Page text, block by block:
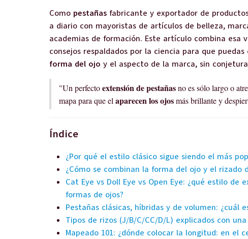
Como pestañas fabricante y exportador de
a diario con mayoristas de artículos de belleza,
academias de formación. Este artículo combina esa
consejos respaldados por la ciencia para que
forma del ojo y el aspecto de la marca, sin
"Un perfectoextensión de pestañasno es sólo largo o
mapa para que el aparecen los ojosmás brillante y
Índice
¿Por qué el estilo clásico sigue siendo el más
¿Cómo se combinan la forma del ojo y el rizado
Cat Eye vs Doll Eye vs Open Eye: ¿qué estilo
formas de ojos?
Pestañas clásicas, híbridas y de volumen: ¿cuál
Tipos de rizos (J/B/C/CC/D/L) explicados con
Mapeado 101: ¿dónde colocar la longitud: en el